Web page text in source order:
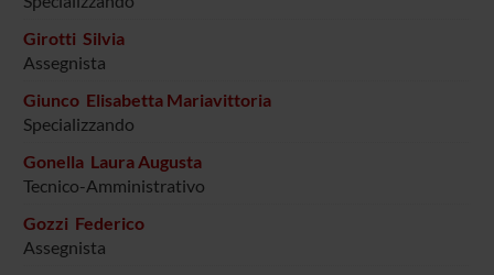
Girotti Silvia
Assegnista
Giunco Elisabetta Mariavittoria
Specializzando
Gonella Laura Augusta
Tecnico-Amministrativo
Gozzi Federico
Assegnista